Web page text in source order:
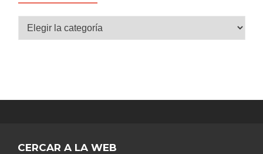
Categorías
CERCAR A LA WEB